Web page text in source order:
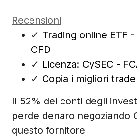
Recensioni
✓ Trading online ETF -
CFD
✓ Licenza: CySEC -
✓ Copia i migliori
Il 52% dei conti degli
perde denaro negoziando
questo fornitore